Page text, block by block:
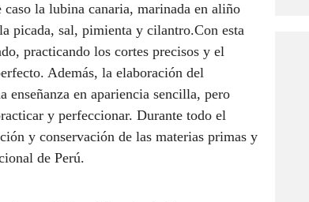
la lubina canaria, marinada en aliño
picada, sal, pimienta y cilantro.Con esta
practicando los cortes precisos y el
Además, la elaboración del
enseñanza en apariencia sencilla, pero
y perfeccionar. Durante todo el
y conservación de las materias primas y
de Perú.